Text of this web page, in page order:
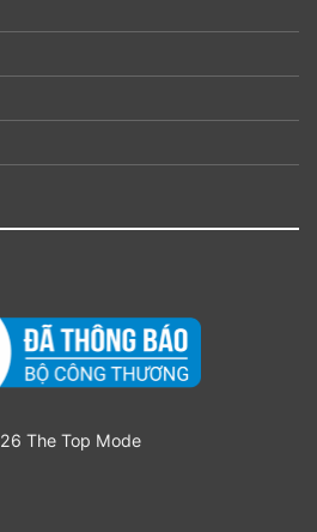
The Top Mode